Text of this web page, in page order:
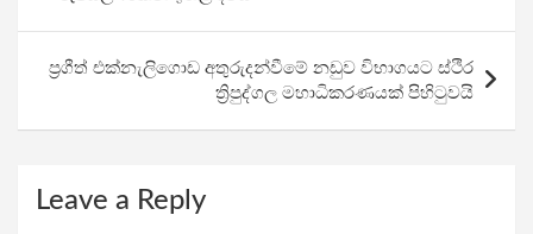
o
k
p
p
m
ප්‍රගීත් එක්නැලිගොඩ අතුරුදන්වීමේ නඩුව විභාගයට ස්ථිර
ත්‍රිපුද්ගල මහාධිකරණයක් පිහිටුවයි
Leave a Reply